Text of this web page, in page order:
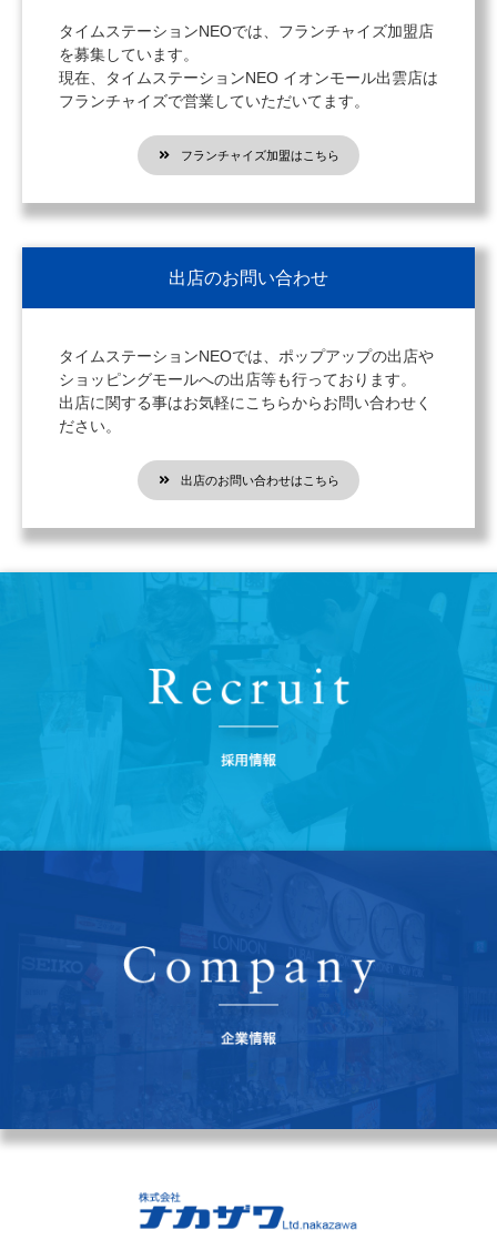
タイムステーションNEOでは、フランチャイズ加盟店
を募集しています。
現在、タイムステーションNEO イオンモール出雲店は
フランチャイズで営業していただいてます。
フランチャイズ加盟はこちら
出店のお問い合わせ
タイムステーションNEOでは、ポップアップの出店や
ショッピングモールへの出店等も行っております。
出店に関する事はお気軽にこちらからお問い合わせく
ださい。
出店のお問い合わせはこちら